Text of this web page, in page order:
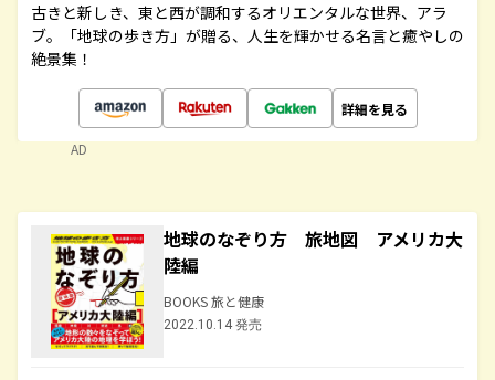
古きと新しき、東と西が調和するオリエンタルな世界、アラ
ブ。「地球の歩き方」が贈る、人生を輝かせる名言と癒やしの
絶景集！
詳細を見る
AD
地球のなぞり方 旅地図 アメリカ大
陸編
BOOKS 旅と健康
2022.10.14 発売